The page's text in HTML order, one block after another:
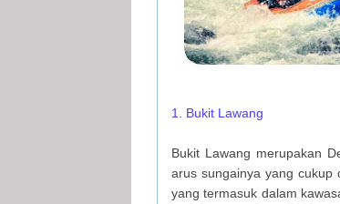
1. Bukit Lawang
Bukit Lawang merupakan
arus sungainya yang cukup
yang termasuk dalam